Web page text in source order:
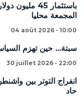
باستثمار 45
المجمعة محليا
04 août 2026 - 10:00
سبتة... حين تهزم
30 juillet 2026 - 22:00
انفراج التوتر بين
حاد